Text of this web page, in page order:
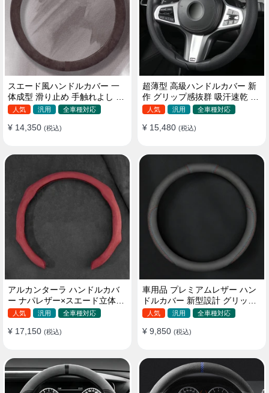
スエード風ハンドルカバー 一
体成型 滑り止め 手触れよし 吸
汗 高級感 四季汎用 35~38CM
人気 汎用 全車種対応
¥ 14,350 (税込)
超薄型 高級ハンドルカバー 新
作 グリップ感抜群 吸汗速乾 ス
エード ナパレザー 通年使用
人気 汎用 全車種対応
¥ 15,480 (税込)
アルカンターラ ハンドルカバ
ー ナパレザー×スエード立体デ
ザイン 四季汎用 O/D型兼用 38-
人気 汎用 全車種対応
¥ 17,150 (税込)
車用品 プレミアムレザー ハン
ドルカバー 新型設計 グリップ
感向上 取付簡単 滑り止め 36〜
人気 汎用 全車種対応
¥ 9,850 (税込)